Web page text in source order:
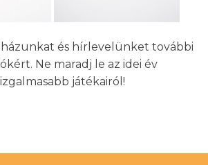
és hírlevelünket további
Ne maradj le az idei év
játékairól!